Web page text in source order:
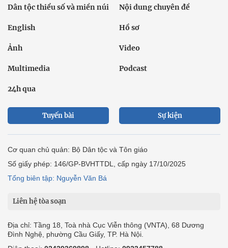
Dân tộc thiểu số và miền núi Nội dung chuyên đề
English Hồ sơ
Ảnh Video
Multimedia Podcast
24h qua
Tuyến bài Sự kiện
Cơ quan chủ quản: Bộ Dân tộc và Tôn giáo
Số giấy phép: 146/GP-BVHTTDL, cấp ngày 17/10/2025
Tổng biên tập: Nguyễn Văn Bá
Liên hệ tòa soạn
Địa chỉ: Tầng 18, Toà nhà Cục Viễn thông (VNTA), 68 Dương
Đình Nghệ, phường Cầu Giấy, TP. Hà Nội.